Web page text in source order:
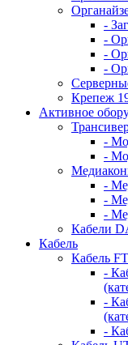
-
-
-
-
Крепеж
Активное
-
-
-
-
-
Кабели
Кабель
Кабель
-
-
-